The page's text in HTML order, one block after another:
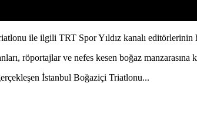
ile ilgili TRT Spor Yıldız kanalı editörlerinin
röportajlar ve nefes kesen boğaz manzarasına
İstanbul Boğaziçi Triatlonu...